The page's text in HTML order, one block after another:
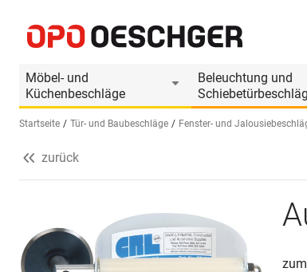
Möbel- und
Küchenbeschläge
Beleuchtung und
Sprache wählen (DE)
Startseite Tür- und Baubeschläge Fenster- und
Produktinformationen
zurück